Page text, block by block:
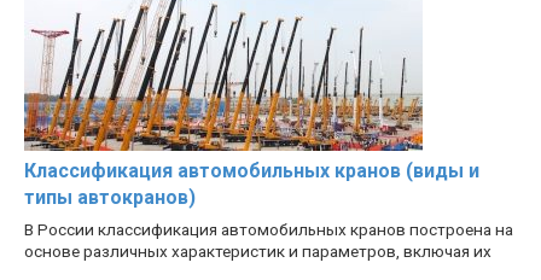
Классификация автомобильных кранов (виды и
типы автокранов)
В России классификация автомобильных кранов построена на
основе различных характеристик и параметров, включая их